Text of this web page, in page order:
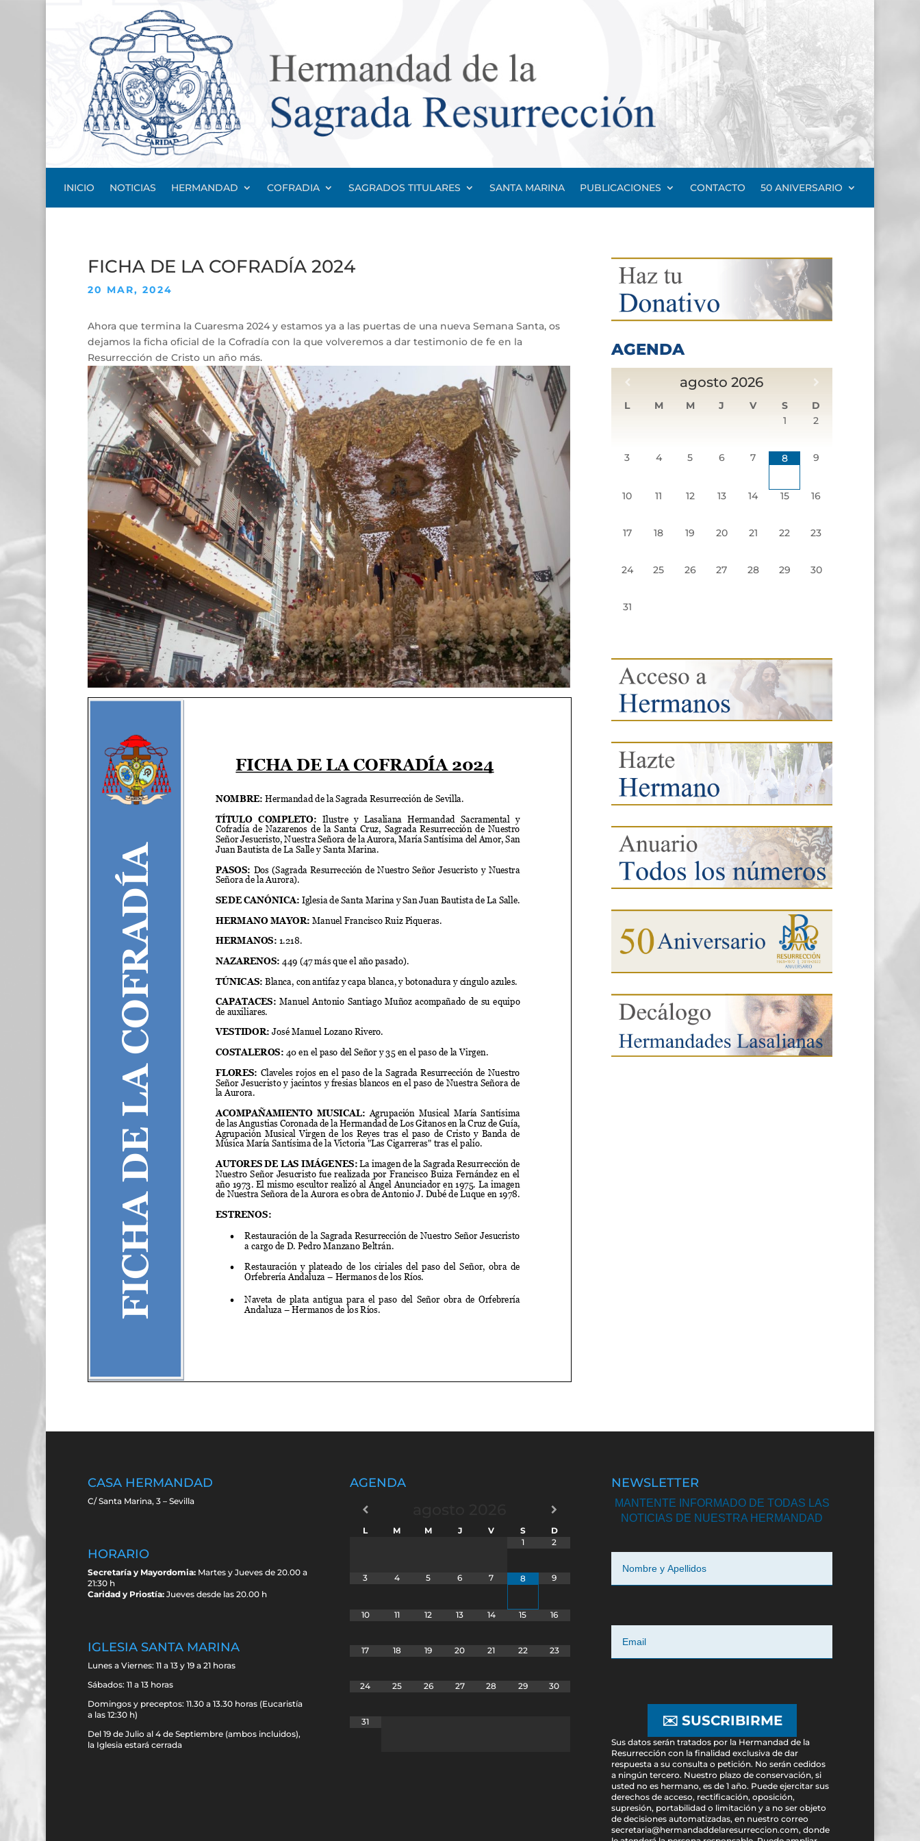
INICIO NOTICIAS HERMANDAD COFRADIA SAGRADOS TITULARES SANTA MARINA PUBLICACIONES CONTACTO 50 ANIVERSARIO
FICHA DE LA COFRADÍA 2024
20 MAR, 2024
Ahora que termina la Cuaresma 2024 y estamos ya a las puertas de una nueva Semana Santa, os
dejamos la ficha oficial de la Cofradía con la que volveremos a dar testimonio de fe en la
Resurrección de Cristo un año más.
AGENDA
agosto 2026
L M M J V S
D
1
2
3 4 5 6 7 8 9
10 11 12 13 14 15 16
17 18 19 20 21 22 23
24 25 26 27 28 29 30
31
CASA HERMANDAD
C/ Santa Marina, 3 – Sevilla
HORARIO
Secretaría y Mayordomia:Martes y Jueves de 20.00 a
21:30 h
Caridad y Priostía:Jueves desde las 20.00 h
IGLESIA SANTA MARINA
Lunes a Viernes: 11 a 13 y 19 a 21 horas
Sábados: 11 a 13 horas
Domingos y preceptos: 11.30 a 13.30 horas (Eucaristía
a las 12:30 h)
Del 19 de Julio al 4 de Septiembre (ambos incluidos),
la Iglesia estará cerrada
AGENDA
L M M J V S
D
1
2
3 4 5 6 7 8 9
10 11 12 13 14 15 16
17 18 19 20 21 22 23
24 25 26 27 28 29 30
31
NEWSLETTER
MANTENTE INFORMADO DE TODAS LAS
NOTICIAS DE NUESTRA HERMANDAD
✉️ SUSCRIBIRME
Sus datos serán tratados por la Hermandad de la
Resurrección con la finalidad exclusiva de dar
respuesta a su consulta o petición. No serán cedidos
a ningún tercero. Nuestro plazo de conservación, si
usted no es hermano, es de 1 año. Puede ejercitar sus
derechos de acceso, rectificación, oposición,
supresión, portabilidad o limitación y a no ser objeto
de decisiones automatizadas, en nuestro correo
secretaria@hermandaddelaresurreccion.com, donde